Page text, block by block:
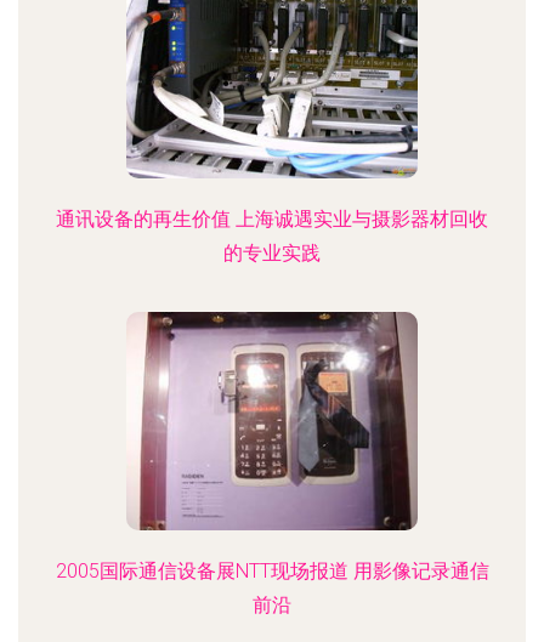
通讯设备的再生价值 上海诚遇实业与摄影器材回收
的专业实践
2005国际通信设备展NTT现场报道 用影像记录通信
前沿